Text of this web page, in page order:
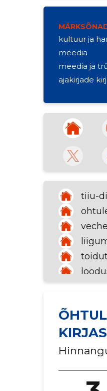
kultuur ja
meedia
meedia ja
ajakirjade
tiiu-